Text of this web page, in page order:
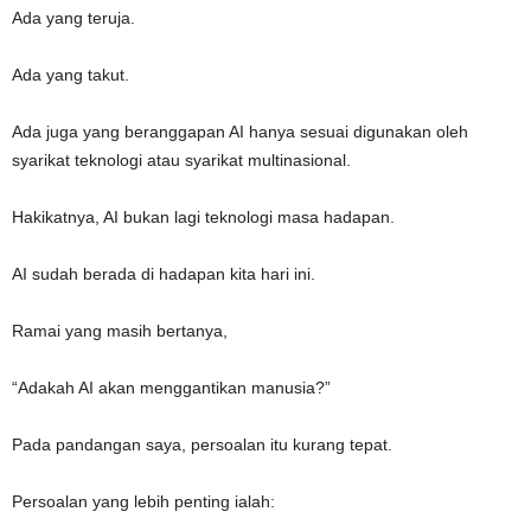
Ada yang teruja.
Ada yang takut.
Ada juga yang beranggapan AI hanya sesuai digunakan oleh
syarikat teknologi atau syarikat multinasional.
Hakikatnya, AI bukan lagi teknologi masa hadapan.
AI sudah berada di hadapan kita hari ini.
Ramai yang masih bertanya,
“Adakah AI akan menggantikan manusia?”
Pada pandangan saya, persoalan itu kurang tepat.
Persoalan yang lebih penting ialah: